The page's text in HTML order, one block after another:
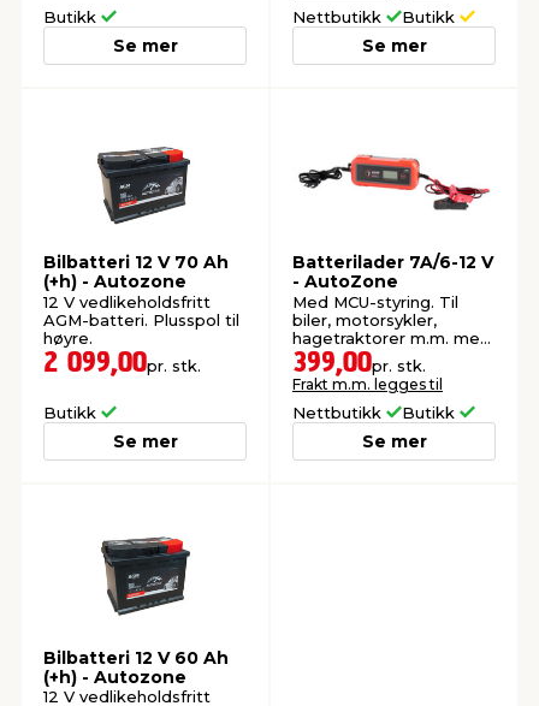
Butikk
Se mer
Nettbutikk Butikk
Se mer
Bilbatteri 12 V 70 Ah
(+h) - Autozone
12 V vedlikeholdsfritt
AGM-batteri. Plusspol til
høyre.
2 099,00pr. stk.
Butikk
Se mer
Batterilader 7A/6-12 V
- AutoZone
Med MCU-styring. Til
biler, motorsykler,
hagetraktorer m.m. med
6 V eller 12 V
blysyrebatteri.
399,00pr. stk.
Frakt m.m. legges til
Nettbutikk Butikk
Se mer
Bilbatteri 12 V 60 Ah
(+h) - Autozone
12 V vedlikeholdsfritt